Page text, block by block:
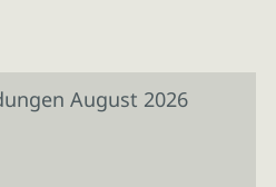
August 2026